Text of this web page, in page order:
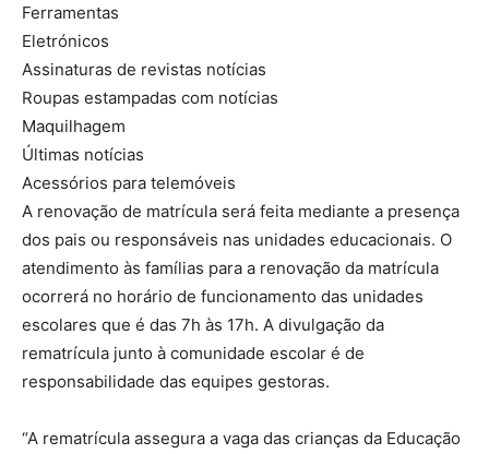
Ferramentas
Eletrónicos
Assinaturas de revistas notícias
Roupas estampadas com notícias
Maquilhagem
Últimas notícias
Acessórios para telemóveis
A renovação de matrícula será feita mediante a presença
dos pais ou responsáveis nas unidades educacionais. O
atendimento às famílias para a renovação da matrícula
ocorrerá no horário de funcionamento das unidades
escolares que é das 7h às 17h. A divulgação da
rematrícula junto à comunidade escolar é de
responsabilidade das equipes gestoras.
“A rematrícula assegura a vaga das crianças da Educação